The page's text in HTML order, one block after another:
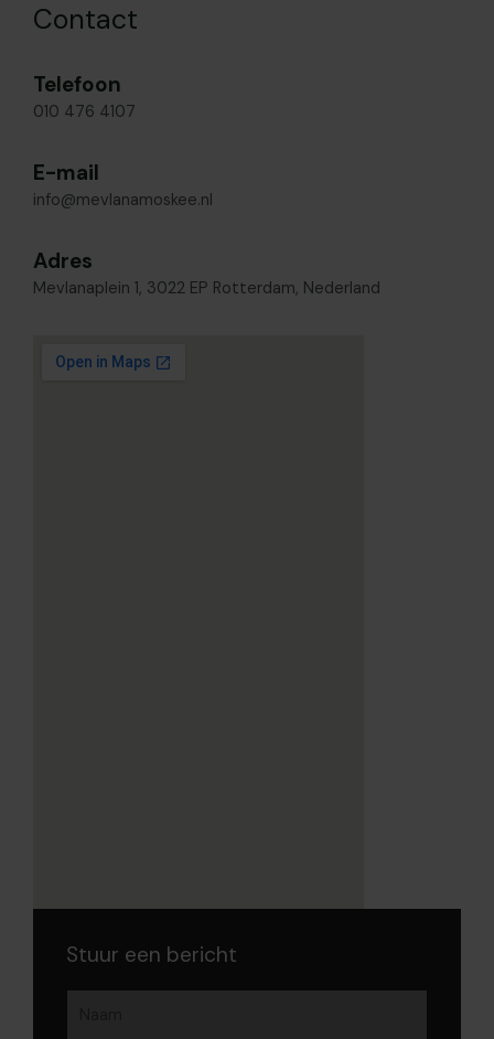
Contact
Telefoon
010 476 4107
E-mail
info@mevlanamoskee.nl
Adres
Mevlanaplein 1, 3022 EP Rotterdam, Nederland
Stuur een bericht